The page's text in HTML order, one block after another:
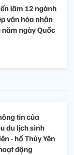
lãm 12 ngành
văn hóa nhân
ngày Quốc
tin của
du lịch sinh
- hồ Thủy Yên
động